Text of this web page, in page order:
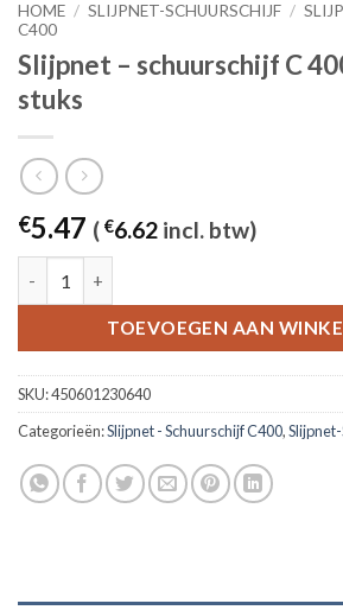
HOME / SLIJPNET-SCHUURSCHIJF /
C400
Slijpnet – schuurschijf C
stuks
€5.47 ( €6.62 incl. btw)
TOEVOEGEN AAN
SKU:450601230640
Categorieën:Slijpnet - Schuurschijf C400,